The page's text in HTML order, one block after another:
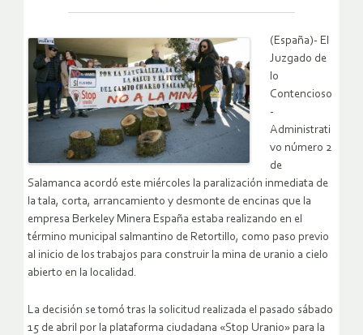
(España)- El
Juzgado de
lo
Contencioso
-
Administrati
vo número 2
de
Salamanca acordó este miércoles la paralización inmediata de
la tala, corta, arrancamiento y desmonte de encinas que la
empresa Berkeley Minera España estaba realizando en el
término municipal salmantino de Retortillo, como paso previo
al inicio de los trabajos para construir la mina de uranio a cielo
abierto en la localidad.
La decisión se tomó tras la solicitud realizada el pasado sábado
15 de abril por la plataforma ciudadana «Stop Uranio» para la